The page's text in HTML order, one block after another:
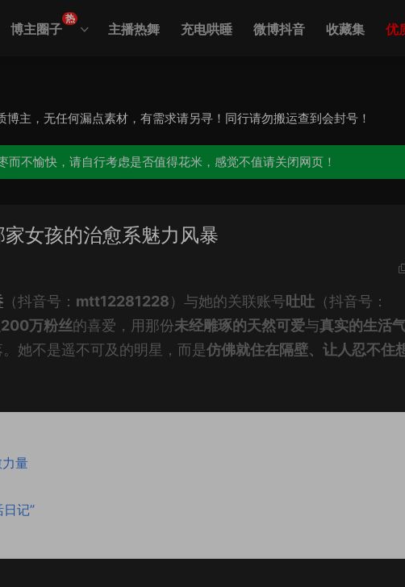
博主圈子
热
主播热舞 充电哄睡 微博抖音 收藏集 优
博主，无任何漏点素材，有需求请另寻！同行请勿搬运查到会封号！
而不愉快，请自行考虑是否值得花米，感觉不值请关闭网页！
女孩的治愈系魅力风暴
（抖音号： mtt12281228）与她的关联账号吐吐 （抖音号：
万粉丝的喜爱，用那份未经雕琢的天然可爱与真实的生活
她不是遥不可及的明星，而是仿佛就住在隔壁、让人忍不住
量
记”